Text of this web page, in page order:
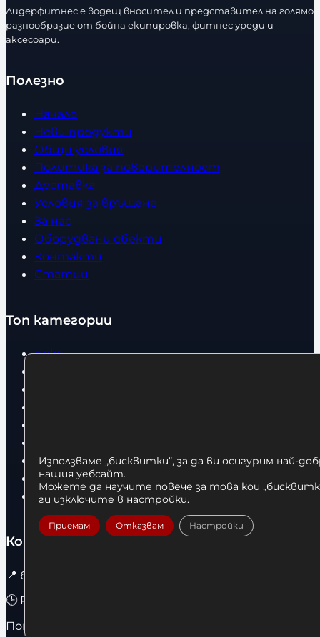
Лидерфитнес е водещ вносител и представител на голямо
разнообразие от бойна екипировка, фитнес уреди и
аксесоари.
Полезно
Начало
Нови продукти
Общи условия
Политика за поверителност
Доставка
Условия за връщане
За нас
Оборудвани обекти
Контакти
Статии
Топ категории
Бокс
Фитнес оборудване и аксесоари
Бягащи пътеки
Велоергометри
Контакти
📍 бул. Христо Ботев 67 гр. София / 1303
🕒 Работно Време :
Понеделник – Петък: 10:00 – 19:00 ч.
Използваме „бисквитки“, за да ви осигурим най-
нашия уебсайт.
Можете да научите повече за това кои
ги изключите в настройки.
Приемам Отказвам Настройки